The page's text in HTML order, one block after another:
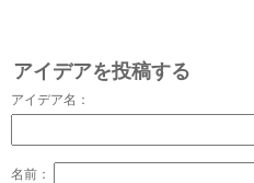
アイデアを投稿する
アイデア名：
名前：